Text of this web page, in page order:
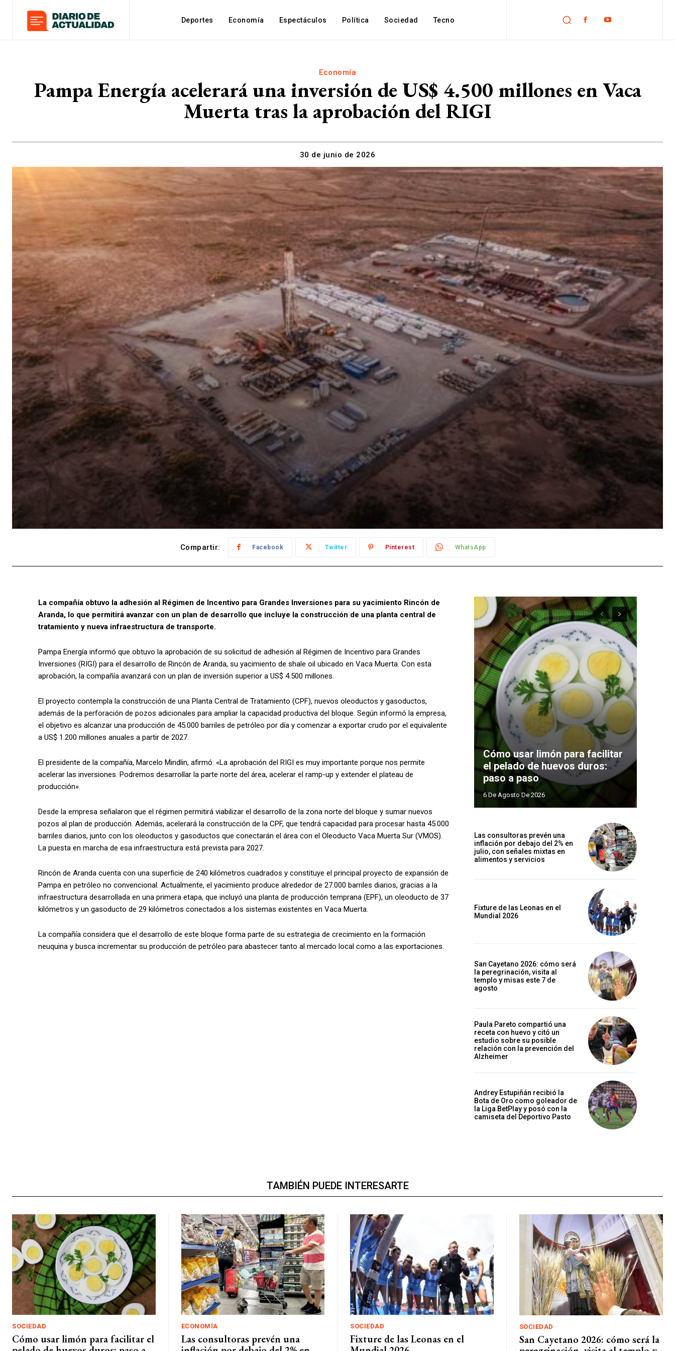
Deportes Economía Espectáculos Política Sociedad Tecno
Economía
Pampa Energía acelerará una inversión de US$ 4.500 millones en Vaca
Muerta tras la aprobación del RIGI
30 de junio de 2026
Compartir: Facebook Twitter Pinterest WhatsApp
La compañía obtuvo la adhesión al Régimen de Incentivo para Grandes Inversiones para su yacimiento Rincón de
Aranda, lo que permitirá avanzar con un plan de desarrollo que incluye la construcción de una planta central de
tratamiento y nueva infraestructura de transporte.
Pampa Energía informó que obtuvo la aprobación de su solicitud de adhesión al Régimen de Incentivo para Grandes
Inversiones (RIGI) para el desarrollo de Rincón de Aranda, su yacimiento de shale oil ubicado en Vaca Muerta. Con esta
aprobación, la compañía avanzará con un plan de inversión superior a US$ 4.500 millones.
El proyecto contempla la construcción de una Planta Central de Tratamiento (CPF), nuevos oleoductos y gasoductos,
además de la perforación de pozos adicionales para ampliar la capacidad productiva del bloque. Según informó la empresa,
el objetivo es alcanzar una producción de 45.000 barriles de petróleo por día y comenzar a exportar crudo por el equivalente
a US$ 1.200 millones anuales a partir de 2027.
El presidente de la compañía, Marcelo Mindlin, afirmó: «La aprobación del RIGI es muy importante porque nos permite
acelerar las inversiones. Podremos desarrollar la parte norte del área, acelerar el ramp-up y extender el plateau de
producción».
Desde la empresa señalaron que el régimen permitirá viabilizar el desarrollo de la zona norte del bloque y sumar nuevos
pozos al plan de producción. Además, acelerará la construcción de la CPF, que tendrá capacidad para procesar hasta 45.000
barriles diarios, junto con los oleoductos y gasoductos que conectarán el área con el Oleoducto Vaca Muerta Sur (VMOS).
La puesta en marcha de esa infraestructura está prevista para 2027.
Rincón de Aranda cuenta con una superficie de 240 kilómetros cuadrados y constituye el principal proyecto de expansión de
Pampa en petróleo no convencional. Actualmente, el yacimiento produce alrededor de 27.000 barriles diarios, gracias a la
infraestructura desarrollada en una primera etapa, que incluyó una planta de producción temprana (EPF), un oleoducto de 37
kilómetros y un gasoducto de 29 kilómetros conectados a los sistemas existentes en Vaca Muerta.
La compañía considera que el desarrollo de este bloque forma parte de su estrategia de crecimiento en la formación
neuquina y busca incrementar su producción de petróleo para abastecer tanto al mercado local como a las exportaciones.
Cómo usar limón para facilitar
el pelado de huevos duros:
paso a paso
6 De Agosto De 2026
Las consultoras prevén una
inflación por debajo del 2% en
julio, con señales mixtas en
alimentos y servicios
Fixture de las Leonas en el
Mundial 2026
San Cayetano 2026: cómo será
la peregrinación, visita al
templo y misas este 7 de
agosto
Paula Pareto compartió una
receta con huevo y citó un
estudio sobre su posible
relación con la prevención del
Alzheimer
Andrey Estupiñán recibió la
Bota de Oro como goleador de
la Liga BetPlay y posó con la
camiseta del Deportivo Pasto
TAMBIÉN PUEDE INTERESARTE
SOCIEDAD
Cómo usar limón para facilitar el
ECONOMÍA
Las consultoras prevén una
SOCIEDAD
Fixture de las Leonas en el
SOCIEDAD
San Cayetano 2026: cómo será la